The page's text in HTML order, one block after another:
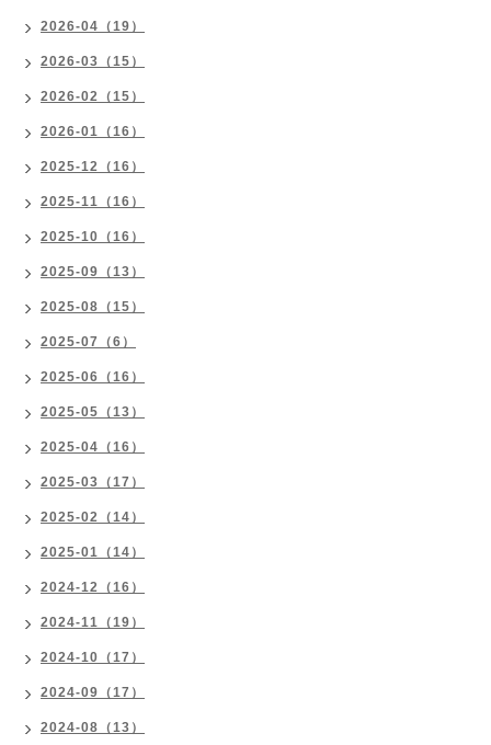
2026-04（19）
2026-03（15）
2026-02（15）
2026-01（16）
2025-12（16）
2025-11（16）
2025-10（16）
2025-09（13）
2025-08（15）
2025-07（6）
2025-06（16）
2025-05（13）
2025-04（16）
2025-03（17）
2025-02（14）
2025-01（14）
2024-12（16）
2024-11（19）
2024-10（17）
2024-09（17）
2024-08（13）